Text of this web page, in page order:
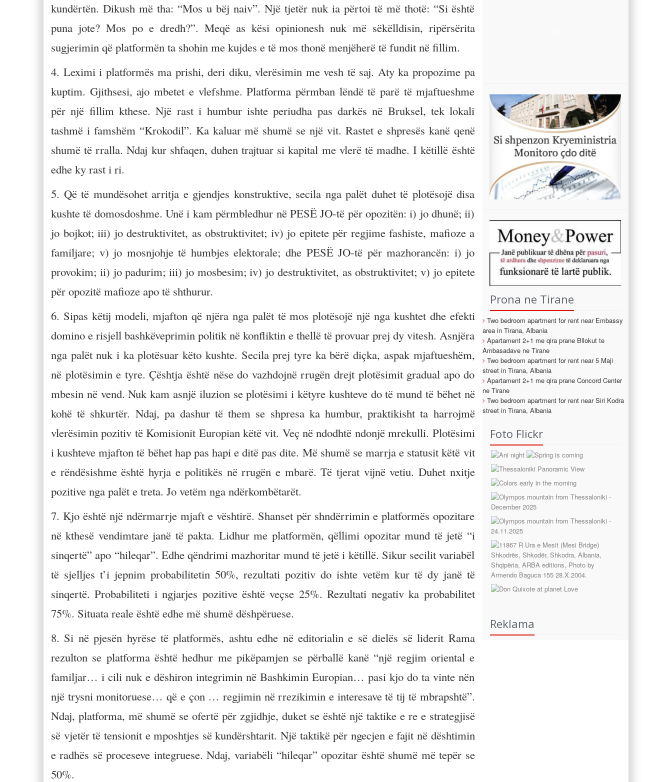
kundërtën. Dikush më tha: “Mos u bëj naiv”. Një tjetër nuk ia përtoi të më thotë: “Si është
puna jote? Mos po e dredh?”. Meqë as kësi opinionesh nuk më sëkëlldisin, ripërsërita
sugjerimin që platformën ta shohin me kujdes e të mos thonë menjëherë të fundit në fillim.
4. Leximi i platformës ma prishi, deri diku, vlerësimin me vesh të saj. Aty ka propozime pa
kuptim. Gjithsesi, ajo mbetet e vlefshme. Platforma përmban lëndë të parë të mjaftueshme
për një fillim kthese. Një rast i humbur ishte periudha pas darkës në Bruksel, tek lokali
tashmë i famshëm “Krokodil”. Ka kaluar më shumë se një vit. Rastet e shpresës kanë qenë
shumë të rralla. Ndaj kur shfaqen, duhen trajtuar si kapital me vlerë të madhe. I këtillë është
edhe ky rast i ri.
5. Që të mundësohet arritja e gjendjes konstruktive, secila nga palët duhet të plotësojë disa
kushte të domosdoshme. Unë i kam përmbledhur në PESË JO-të për opozitën: i) jo dhunë; ii)
jo bojkot; iii) jo destruktivitet, as obstruktivitet; iv) jo epitete për regjime fashiste, mafioze a
familjare; v) jo mosnjohje të humbjes elektorale; dhe PESË JO-të për mazhorancën: i) jo
provokim; ii) jo padurim; iii) jo mosbesim; iv) jo destruktivitet, as obstruktivitet; v) jo epitete
për opozitë mafioze apo të shthurur.
6. Sipas këtij modeli, mjafton që njëra nga palët të mos plotësojë një nga kushtet dhe efekti
domino e risjell bashkëveprimin politik në konfliktin e thellë të provuar prej dy vitesh. Asnjëra
nga palët nuk i ka plotësuar këto kushte. Secila prej tyre ka bërë diçka, aspak mjaftueshëm,
në plotësimin e tyre. Çështja është nëse do vazhdojnë rrugën drejt plotësimit gradual apo do
mbesin në vend. Nuk kam asnjë iluzion se plotësimi i këtyre kushteve do të mund të bëhet në
kohë të shkurtër. Ndaj, pa dashur të them se shpresa ka humbur, praktikisht ta harrojmë
vlerësimin pozitiv të Komisionit Europian këtë vit. Veç në ndodhtë ndonjë mrekulli. Plotësimi
i kushteve mjafton të bëhet hap pas hapi e ditë pas dite. Më shumë se marrja e statusit këtë vit
e rëndësishme është hyrja e politikës në rrugën e mbarë. Të tjerat vijnë vetiu. Duhet nxitje
pozitive nga palët e treta. Jo vetëm nga ndërkombëtarët.
7. Kjo është një ndërmarrje mjaft e vështirë. Shanset për shndërrimin e platformës opozitare
në kthesë vendimtare janë të pakta. Lidhur me platformën, qëllimi opozitar mund të jetë “i
sinqertë” apo “hileqar”. Edhe qëndrimi mazhoritar mund të jetë i këtillë. Sikur secilit variabël
të sjelljes t’i jepnim probabilitetin 50%, rezultati pozitiv do ishte vetëm kur të dy janë të
sinqertë. Probabiliteti i ngjarjes pozitive është veçse 25%. Rezultati negativ ka probabilitet
75%. Situata reale është edhe më shumë dëshpëruese.
8. Si në pjesën hyrëse të platformës, ashtu edhe në editorialin e së dielës së liderit Rama
rezulton se platforma është hedhur me pikëpamjen se përballë kanë “një regjim oriental e
familjar… i cili nuk e dëshiron integrimin në Bashkimin Europian… pasi kjo do ta vinte nën
një trysni monitoruese… që e çon … regjimin në rrezikimin e interesave të tij të mbrapshtë”.
Ndaj, platforma, më shumë se ofertë për zgjidhje, duket se është një taktike e re e strategjisë
së vjetër të tensionit e mposhtjes së kundërshtarit. Një taktikë për ngecjen e fajit në dështimin
e radhës së proceseve integruese. Ndaj, variabëli “hileqar” opozitar është shumë më tepër se
50%.
Prona ne Tirane
Two bedroom apartment for rent near Embassy
area in Tirana, Albania
Apartament 2+1 me qira prane Bllokut te
Ambasadave ne Tirane
Two bedroom apartment for rent near 5 Maji
street in Tirana, Albania
Apartament 2+1 me qira prane Concord Center
ne Tirane
Two bedroom apartment for rent near Siri Kodra
street in Tirana, Albania
Foto Flickr
Reklama